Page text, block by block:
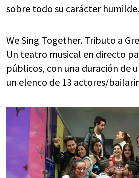
sobre todo su carácter humilde.
We Sing Together. Tributo a
Un teatro musical en directo
públicos, con una duración de
un elenco de 13 actores/